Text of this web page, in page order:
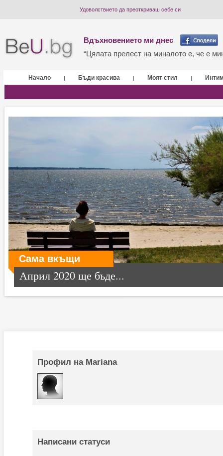
Удоволствието да преоткриваш себе си
Вдъхновението ми днес
“Цялата прелест на миналото е, че е
Начало | Бъди красива | Моят стил |
Сама вкъщи
Април 2020 ще бъде...
Профил на Mariana
Написани статуси